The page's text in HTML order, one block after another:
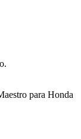
para Honda